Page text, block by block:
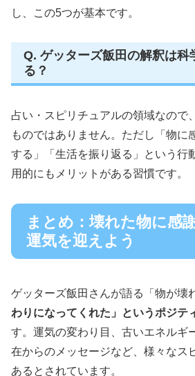
し、この5つが基本です。
Q. ゲッターズ飯田の解釈は科
る？
占い・スピリチュアルの領域なので
ものではありません。ただし「物に
する」「生活を振り返る」という行
用的にもメリットがある習慣です。
まとめ：壊れた物に感
運気を迎えよう
ゲッターズ飯田さんが語る「物が壊
わりになってくれた」というポジテ
す。運気の変わり目、古いエネルギ
在からのメッセージなど、様々なス
あるとされています。